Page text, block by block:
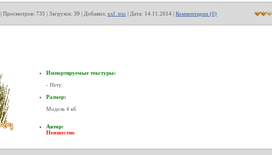
| Просмотров: 735 | Загрузок: 39 | Добавил: xxl_trio | Дата: 14.11.2014 | Комментарии (0)
Импортируемые текстуры:
- Нету
Размер:
Модель 4 кб
Автор:
Неизвестно